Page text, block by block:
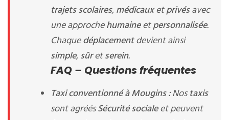
trajets scolaires,médicauxetprivésavec
une approchehumaineetpersonnalisée.
Chaquedéplacementdevient ainsi
simple,sûretserein.
FAQ – Questions fréquentes
Taxi conventionné à Mougins :Nostaxis
sont agréésSécurité socialeet peuvent